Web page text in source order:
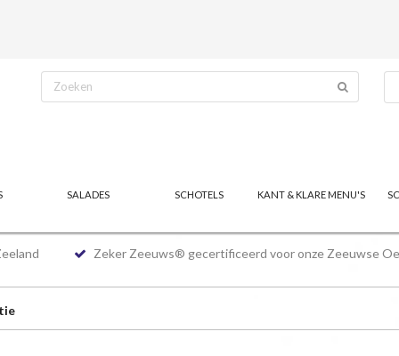
SALADES SCHOTELS KANT & KLARE MENU'S
Zeker Zeeuws® gecertificeerd voor onze Zeeuwse